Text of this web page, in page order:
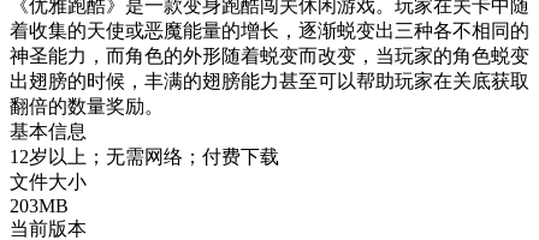
《优雅跑酷》是一款变身跑酷闯关休闲游戏。玩家在关卡中随
着收集的天使或恶魔能量的增长，逐渐蜕变出三种各不相同的
神圣能力，而角色的外形随着蜕变而改变，当玩家的角色蜕变
出翅膀的时候，丰满的翅膀能力甚至可以帮助玩家在关底获取
翻倍的数量奖励。
基本信息
12岁以上；无需网络；付费下载
文件大小
203MB
当前版本